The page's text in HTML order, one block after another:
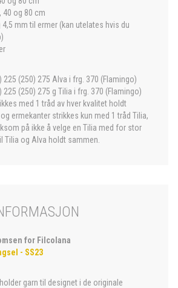
40 og 80 cm
mm til ermer (kan utelates hvis du
225 (250) 275 Alva i frg. 370 (Flamingo)
225 (250) 275 g Tilia i frg. 370 (Flamingo)
med 1 tråd av hver kvalitet holdt
ermekanter strikkes kun med 1 tråd Tilia,
på ikke å velge en Tilia med for stor
Tilia og Alva holdt sammen.
for Filcolana
- SS23
garn til designet i de originale